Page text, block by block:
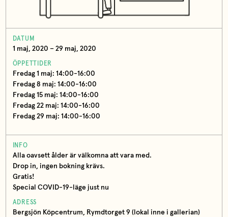
DATUM
1 maj, 2020 – 29 maj, 2020
ÖPPETTIDER
Fredag 1 maj: 14:00-16:00
Fredag 8 maj: 14:00-16:00
Fredag 15 maj: 14:00-16:00
Fredag 22 maj: 14:00-16:00
Fredag 29 maj: 14:00-16:00
INFO
Alla oavsett ålder är välkomna att vara med.
Drop in, ingen bokning krävs.
Gratis!
Special COVID-19-läge just nu
ADRESS
Bergsjön Köpcentrum, Rymdtorget 9 (lokal inne i gallerian)